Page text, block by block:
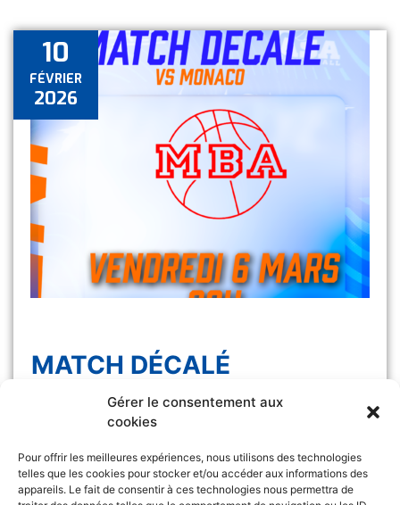
Gérer le consentement aux
cookies
Pour offrir les meilleures expériences, nous utilisons des technologies
telles que les cookies pour stocker et/ou accéder aux informations des
appareils. Le fait de consentir à ces technologies nous permettra de
10
FÉVRIER
2026
MATCH DÉCALÉ
Le match Les Félines vs Monaco, initialement